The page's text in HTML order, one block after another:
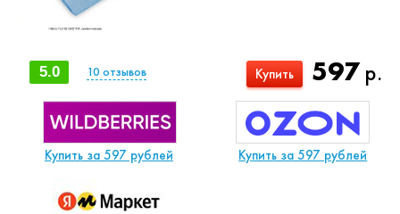
597р.
Купить
5.0 10 отзывов
Купить за 597 рублей Купить за 597 рублей